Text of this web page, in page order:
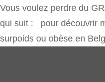
Vous voulez perdre du
qui suit : pour découvrir
surpoids ou obèse en